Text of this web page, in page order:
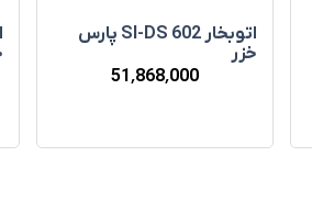
اتوبخار SI-DS 602 پارس
خزر
51٬868٬000